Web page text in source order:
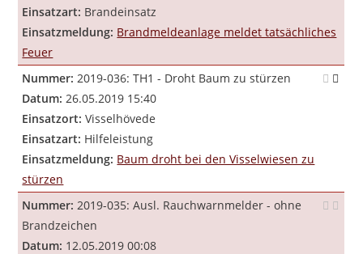
Einsatzart: Brandeinsatz
Einsatzmeldung: Brandmeldeanlage meldet tatsächliches
Feuer
Nummer: 2019-036: TH1 - Droht Baum zu stürzen
Datum: 26.05.2019 15:40
Einsatzort: Visselhövede
Einsatzart: Hilfeleistung
Einsatzmeldung: Baum droht bei den Visselwiesen zu
stürzen
Nummer: 2019-035: Ausl. Rauchwarnmelder - ohne
Brandzeichen
Datum: 12.05.2019 00:08